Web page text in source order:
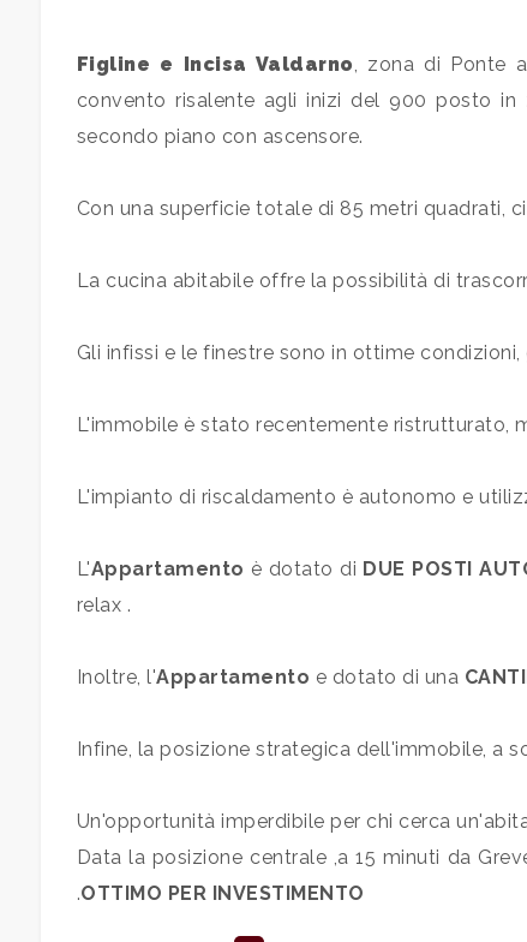
Figline e Incisa Valdarno, zona di Ponte
convento risalente agli inizi del 900 posto
secondo piano con ascensore.
Con una superficie totale di 85 metri quadrati,
La cucina abitabile offre la possibilità di
Gli infissi e le finestre sono in ottime
L'immobile è stato recentemente ristrutturato,
L'impianto di riscaldamento è autonomo e
L'Appartamento è dotato di DUE POSTI
relax .
Inoltre, l'Appartamento e dotato di una
Infine, la posizione strategica dell'immobile, a
Un'opportunità imperdibile per chi cerca
Data la posizione centrale ,a 15 minuti da
.OTTIMO PER INVESTIMENTO
Totale